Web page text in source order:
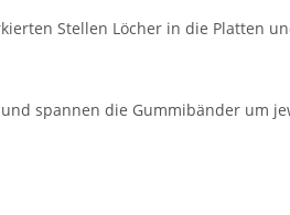
Stellen Löcher in die Platten
spannen die Gummibänder um